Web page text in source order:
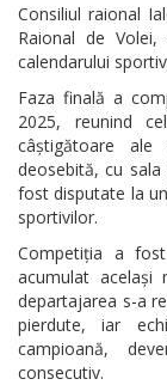
Consiliul raional
Raional de
calendarului
Faza finală a
2025, reunind
câștigătoare
deosebită, cu
fost disputate la
sportivilor.
Competiția a
acumulat același
departajarea s-a
pierdute, iar
campioană,
consecutiv.